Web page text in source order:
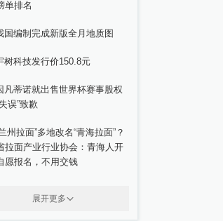
单排名
国编制完成新版全月地质图
树科技发行价150.8元
凡蒂诺就出售世界杯赛事股权
误”致歉
州拉面”多地改名“青海拉面”？
拉面产业行业协会：青海人开
愿报名，不用交钱
展开更多